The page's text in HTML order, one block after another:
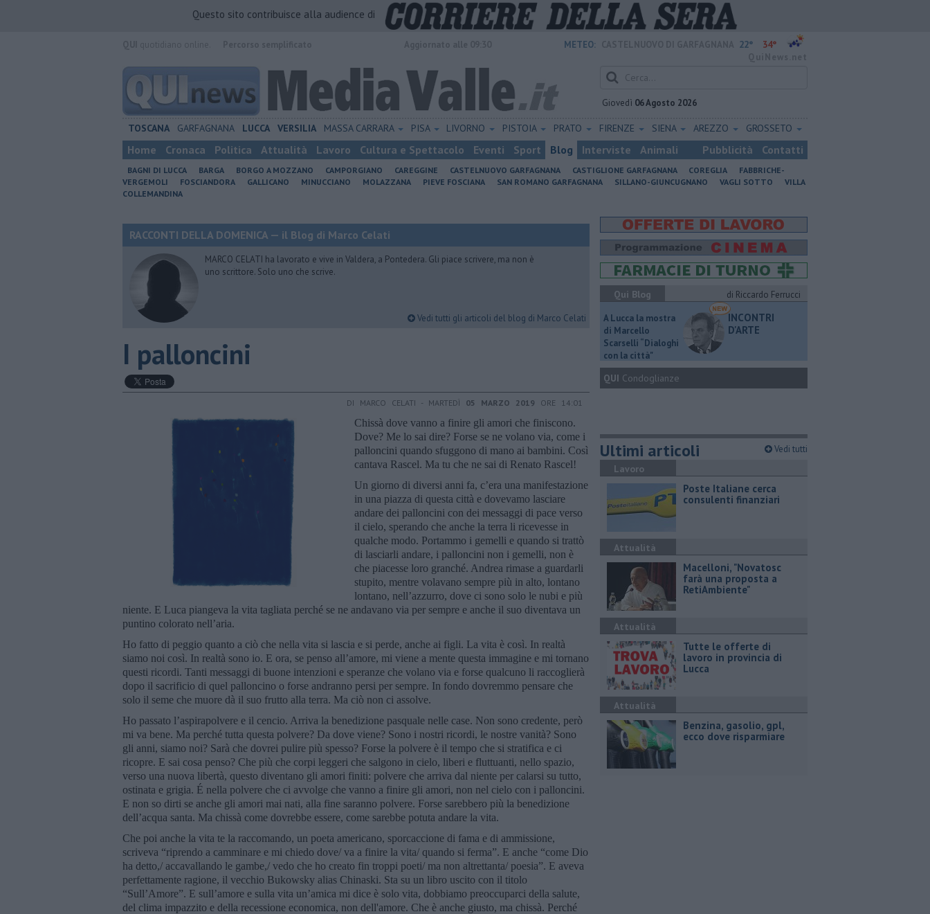
Questo sito contribuisce alla audience di
METEO: 22° 34°
Giovedì 06 Agosto 2026
TOSCANA GARFAGNANA LUCCA VERSILIA MASSA CARRARA PISA LIVORNO PISTOIA PRATO FIRENZE SIENA AREZZO GROSSETO
Home Cronaca Politica Attualità Lavoro Cultura e Spettacolo Eventi Sport Blog Interviste Animali Pubblicità Contatti
BAGNI DI LUCCA BARGA BORGO A MOZZANO CAMPORGIANO CAREGGINE CASTELNUOVO GARFAGNANA CASTIGLIONE GARFAGNANA COREGLIA
FABBRICHE-
VERGEMOLI
FOSCIANDORA GALLICANO MINUCCIANO MOLAZZANA PIEVE FOSCIANA SAN ROMANO GARFAGNANA SILLANO-GIUNCUGNANO VAGLI SOTTO
VILLA
COLLEMANDINA
RACCONTI DELLA DOMENICA — il Blog di Marco Celati
MARCO CELATI ha lavorato e vive in Valdera, a Pontedera. Gli piace scrivere, ma non è
uno scrittore. Solo uno che scrive.
Vedi tutti gli articoli del blog di Marco Celati
I palloncini
DI MARCO CELATI - MARTEDÌ 05 MARZO 2019 ORE 14:01
Chissà dove vanno a finire gli amori che finiscono.
Dove? Me lo sai dire? Forse se ne volano via, come i
palloncini quando sfuggono di mano ai bambini. Così
cantava Rascel. Ma tu che ne sai di Renato Rascel!
Un giorno di diversi anni fa, c’era una manifestazione
in una piazza di questa città e dovevamo lasciare
andare dei palloncini con dei messaggi di pace verso
il cielo, sperando che anche la terra li ricevesse in
qualche modo. Portammo i gemelli e quando si trattò
di lasciarli andare, i palloncini non i gemelli, non è
che piacesse loro granché. Andrea rimase a guardarli
stupito, mentre volavano sempre più in alto, lontano
lontano, nell’azzurro, dove ci sono solo le nubi e più
niente. E Luca piangeva la vita tagliata perché se ne andavano via per sempre e anche il suo diventava un
puntino colorato nell’aria.
Ho fatto di peggio quanto a ciò che nella vita si lascia e si perde, anche ai figli. La vita è così. In realtà
siamo noi così. In realtà sono io. E ora, se penso all’amore, mi viene a mente questa immagine e mi tornano
questi ricordi. Tanti messaggi di buone intenzioni e speranze che volano via e forse qualcuno li raccoglierà
dopo il sacrificio di quel palloncino o forse andranno persi per sempre. In fondo dovremmo pensare che
solo il seme che muore dà il suo frutto alla terra. Ma ciò non ci assolve.
Ho passato l’aspirapolvere e il cencio. Arriva la benedizione pasquale nelle case. Non sono credente, però
mi va bene. Ma perché tutta questa polvere? Da dove viene? Sono i nostri ricordi, le nostre vanità? Sono
gli anni, siamo noi? Sarà che dovrei pulire più spesso? Forse la polvere è il tempo che si stratifica e ci
ricopre. E sai cosa penso? Che più che corpi leggeri che salgono in cielo, liberi e fluttuanti, nello spazio,
verso una nuova libertà, questo diventano gli amori finiti: polvere che arriva dal niente per calarsi su tutto,
ostinata e grigia. É nella polvere che ci avvolge che vanno a finire gli amori, non nel cielo con i palloncini.
E non so dirti se anche gli amori mai nati, alla fine saranno polvere. Forse sarebbero più la benedizione
dell’acqua santa. Ma chissà come dovrebbe essere, come sarebbe potuta andare la vita.
Che poi anche la vita te la raccomando, un poeta americano, sporcaccione di fama e di ammissione,
scriveva “riprendo a camminare e mi chiedo dove/ va a finire la vita/ quando si ferma”. E anche “come Dio
ha detto,/ accavallando le gambe,/ vedo che ho creato fin troppi poeti/ ma non altrettanta/ poesia”. E aveva
perfettamente ragione, il vecchio Bukowsky alias Chinaski. Sta su un libro uscito con il titolo
“Sull’Amore”. E sull’amore e sulla vita un’amica mi dice è solo vita, dobbiamo preoccuparci della salute,
del clima impazzito e della recessione economica, non dell'amore. Che è anche giusto, ma chissà. Perché
Qui Blog
di Riccardo Ferrucci
A Lucca la mostra
di Marcello
Scarselli “Dialoghi
con la città"
INCONTRI
D'ARTE
QUI Condoglianze
Ultimi articoli Vedi tutti
Lavoro
Poste Italiane cerca
consulenti finanziari
Attualità
Macelloni, "Novatosc
farà una proposta a
RetiAmbiente"
Attualità
​Tutte le offerte di
lavoro in provincia di
Lucca
Attualità
​Benzina, gasolio, gpl,
ecco dove risparmiare